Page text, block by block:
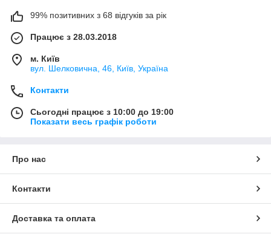
99% позитивних з 68 відгуків за рік
Працює з 28.03.2018
м. Київ
вул. Шелковична, 46, Київ, Україна
Контакти
Сьогодні працює з 10:00 до 19:00
Показати весь графік роботи
Про нас
Контакти
Доставка та оплата